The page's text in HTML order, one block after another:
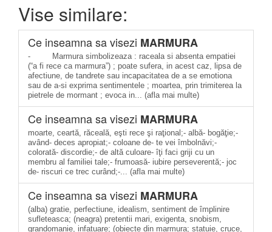
Vise similare:
Ce inseamna sa visezi MARMURA
- Marmura simbolizeaza : raceala si absenta empatiei
(“a fi rece ca marmura”) ; poate sufera, in acest caz, lipsa de
afectiune, de tandrete sau incapacitatea de a se emotiona
sau de a-si exprima sentimentele ; moartea, prin trimiterea la
pietrele de mormant ; evoca in... (afla mai multe)
Ce inseamna sa visezi MARMURA
moarte, ceartă, răceală, eşti rece şi raţional;- albă- bogăţie;-
având- deces apropiat;- coloane de- te vei îmbolnăvi;-
colorată- discordie;- de altă culoare- îţi faci griji cu un
membru al familiei tale;- frumoasă- iubire perseverentă;- joc
de- riscuri ce trec curând;-... (afla mai multe)
Ce inseamna sa visezi MARMURA
(alba) gratie, perfectiune, idealism, sentiment de împlinire
sufleteasca; (neagra) pretentii mari, exigenta, snobism,
grandomanie, infatuare; (obiecte din marmura; statuie, cruce,